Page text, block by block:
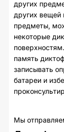
других
других вещей
предметы,
некоторые
память
записывать
батареи и
Мы